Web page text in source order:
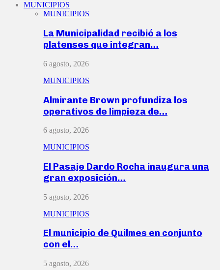
MUNICIPIOS
MUNICIPIOS
La Municipalidad recibió a los
platenses que integran…
6 agosto, 2026
MUNICIPIOS
Almirante Brown profundiza los
operativos de limpieza de…
6 agosto, 2026
MUNICIPIOS
El Pasaje Dardo Rocha inaugura una
gran exposición…
5 agosto, 2026
MUNICIPIOS
El municipio de Quilmes en conjunto
con el…
5 agosto, 2026